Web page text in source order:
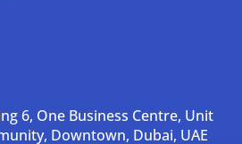
6, One Business Centre, Unit
Downtown, Dubai, UAE